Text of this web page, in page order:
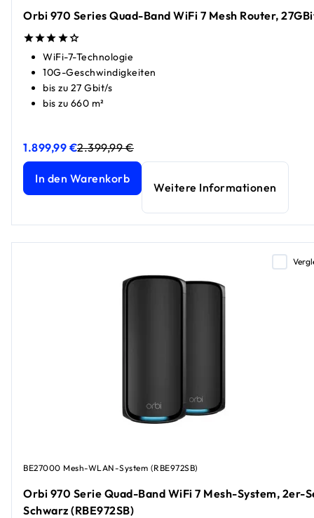
Orbi 970 Series Quad-Band WiFi 7 Mesh Router,
WiFi-7-Technologie
10G-Geschwindigkeiten
bis zu 27 Gbit/s
bis zu 660 m²
1.899,99 €
Orbi 970 Series Quad-Band WiFi 7 Mesh Router, 27GBit/s
2.399,99 €
Orbi 970 Series Quad-Band WiFi 7 Mesh Router, 27GBit/s
In den Warenkorb
Weitere Informationen
BE27000 Mesh-WLAN-System (RBE972SB)
Orbi 970 Serie Quad-Band WiFi 7 Mesh-System, 2er-
Schwarz (RBE972SB)